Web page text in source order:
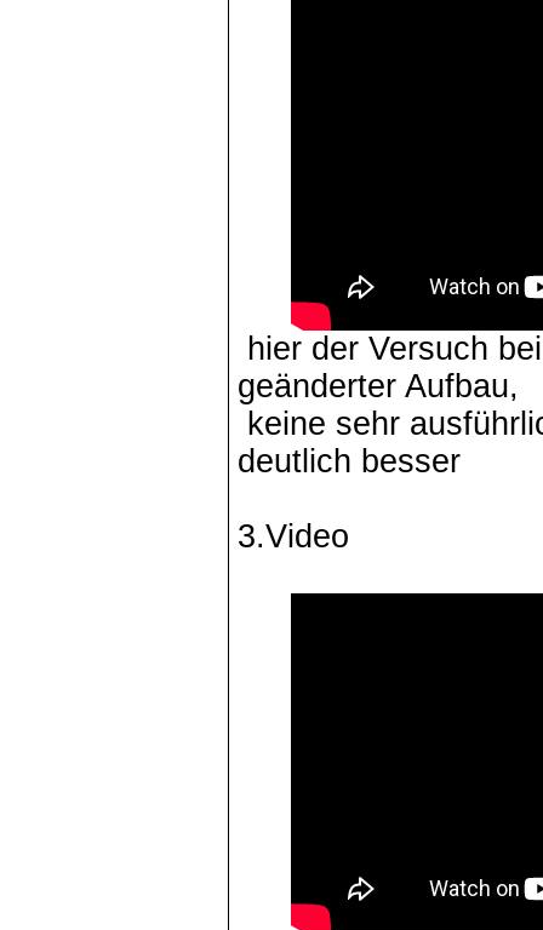
hier der Versuch
geänderter Aufbau,
keine sehr
deutlich besser
3.Video